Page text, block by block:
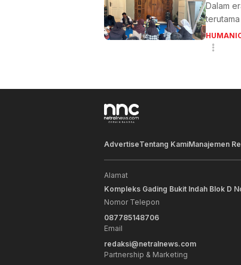
Dalam
AdvertiseTentang KamiManajemen
Alamat
Kompleks Gading Bukit Indah Blok D
Nomor Telepon
087785148706
Email
redaksi@netralnews.com
Partnership & Marketing